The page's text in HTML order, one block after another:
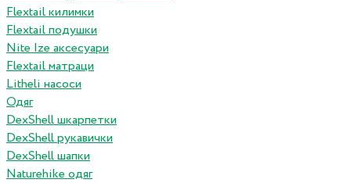
Flextail килимки
Flextail подушки
Nite Ize аксесуари
Flextail матраци
Litheli насоси
Одяг
DexShell шкарпетки
DexShell рукавички
DexShell шапки
Naturehike одяг